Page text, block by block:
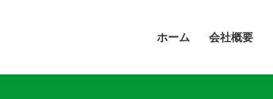
ホーム 会社概要